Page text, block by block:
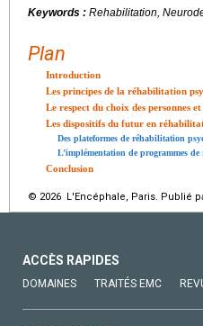
Keywords : Rehabilitation,
Plan
Introduction
Les principes de la réhabilitation
Le respect du choix des personnes
Les dispositifs du futur en
Des plateformes de réhabilitation
L’implémentation de programmes
Conclusion
© 2026 L'Encéphale, Paris. Publié
ACCÈS RAPIDES
DOMAINES TRAITÉS EMC